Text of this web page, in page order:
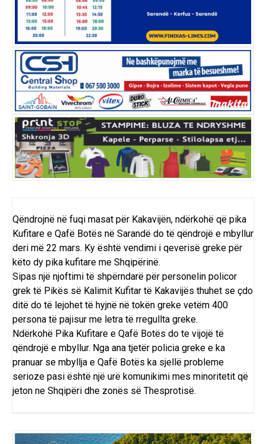
Qëndrojnë në fuqi masat për Kakavijën, ndërkohë që pika
Kufitare e Qafë Botës në Sarandë do të qëndrojë e mbyllur
deri më 22 mars. Ky është vendimi i qeverisë greke për
këto dy pika kufitare me Shqipërinë.
Sipas një njoftimi të shpërndarë për personelin policor
grek të Pikës së Kalimit Kufitar të Kakavijës thuhet se çdo
ditë do të lejohet të hyjnë në tokën greke vetëm 400
persona të pajisur me letra të rregullta greke.
Ndërkohë Pika Kufitare e Qafë Botës do te vijojë të
qëndrojë e mbyllur. Nga ana tjetër policia greke e ka
pranuar se mbyllja e Qafë Botës ka sjellë probleme
serioze pasi është një urë komunikimi mes minoritetit që
jeton ne Shqipëri dhe zonës së Thesprotisë.